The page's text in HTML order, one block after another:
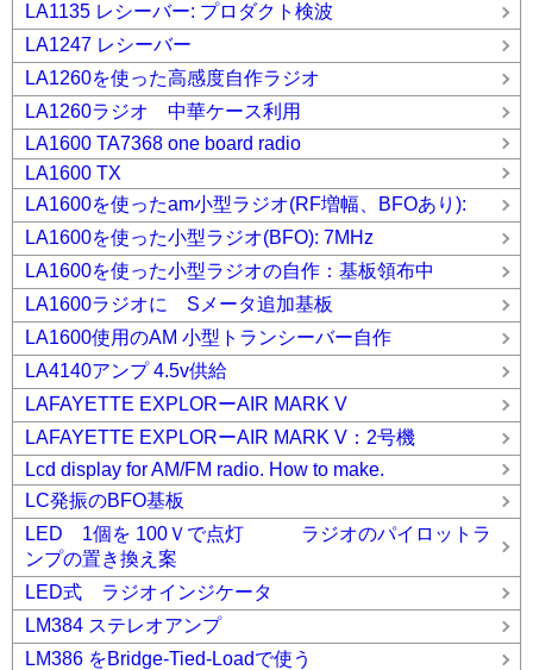
LA1135 レシーバー: プロダクト検波
LA1247 レシーバー
LA1260を使った高感度自作ラジオ
LA1260ラジオ 中華ケース利用
LA1600 TA7368 one board radio
LA1600 TX
LA1600を使ったam小型ラジオ(RF増幅、BFOあり):
LA1600を使った小型ラジオ(BFO): 7MHz
LA1600を使った小型ラジオの自作：基板領布中
LA1600ラジオに Sメータ追加基板
LA1600使用のAM 小型トランシーバー自作
LA4140アンプ 4.5v供給
LAFAYETTE EXPLORーAIR MARK V
LAFAYETTE EXPLORーAIR MARK V：2号機
Lcd display for AM/FM radio. How to make.
LC発振のBFO基板
LED 1個を 100Ｖで点灯 ラジオのパイロットラ
ンプの置き換え案
LED式 ラジオインジケータ
LM384 ステレオアンプ
LM386 をBridge-Tied-Loadで使う